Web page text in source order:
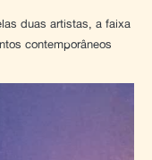
duas artistas, a faixa
contemporâneos